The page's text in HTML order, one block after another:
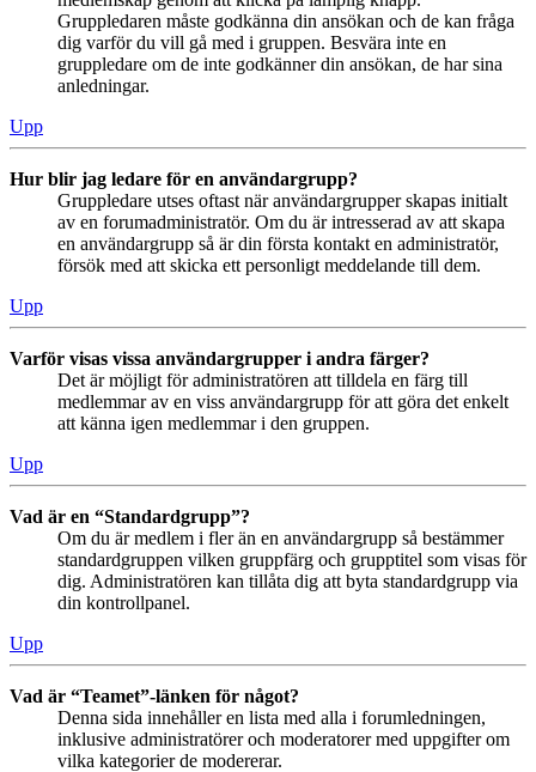
Gruppledaren måste godkänna din ansökan och de kan fråga
dig varför du vill gå med i gruppen. Besvära inte en
gruppledare om de inte godkänner din ansökan, de har sina
anledningar.
Upp
Hur blir jag ledare för en användargrupp?
Gruppledare utses oftast när användargrupper skapas initialt
av en forumadministratör. Om du är intresserad av att skapa
en användargrupp så är din första kontakt en administratör,
försök med att skicka ett personligt meddelande till dem.
Upp
Varför visas vissa användargrupper i andra färger?
Det är möjligt för administratören att tilldela en färg till
medlemmar av en viss användargrupp för att göra det enkelt
att känna igen medlemmar i den gruppen.
Upp
Vad är en “Standardgrupp”?
Om du är medlem i fler än en användargrupp så bestämmer
standardgruppen vilken gruppfärg och grupptitel som visas för
dig. Administratören kan tillåta dig att byta standardgrupp via
din kontrollpanel.
Upp
Vad är “Teamet”-länken för något?
Denna sida innehåller en lista med alla i forumledningen,
inklusive administratörer och moderatorer med uppgifter om
vilka kategorier de modererar.